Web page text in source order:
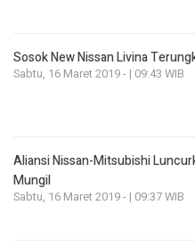
Sosok New Nissan Livina
Sabtu, 16 Maret 2019 - | 09:43 WIB
Aliansi Nissan-Mitsubishi
Mungil
Sabtu, 16 Maret 2019 - | 09:37 WIB